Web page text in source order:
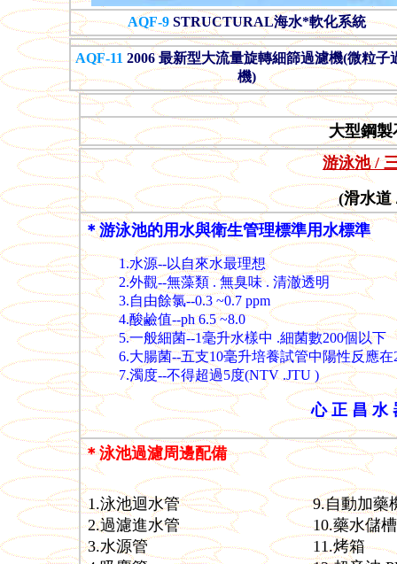
AQF-9STRUCTURAL海水*軟化系統
AQF-112006 最新型大流量旋轉細篩過濾機(微粒子
機)
大型鋼製
游泳池 /
(滑水道
＊游泳池的用水與衛生管理標準用水標準
1.水源--以自來水最理想
2.外觀--無藻類 . 無臭味 . 清澈透明
3.自由餘氯--0.3 ~0.7 ppm
4.酸鹼值--ph 6.5 ~8.0
5.一般細菌--1毫升水樣中 .細菌數200個以下
6.大腸菌--五支10毫升培養試管中陽性反應在
7.濁度--不得超過5度(NTV .JTU )
心 正 昌 水
＊泳池過濾周邊配備
1.泳池迴水管
2.過濾進水管
3.水源管
9.自動加藥
10.藥水儲槽
11.烤箱